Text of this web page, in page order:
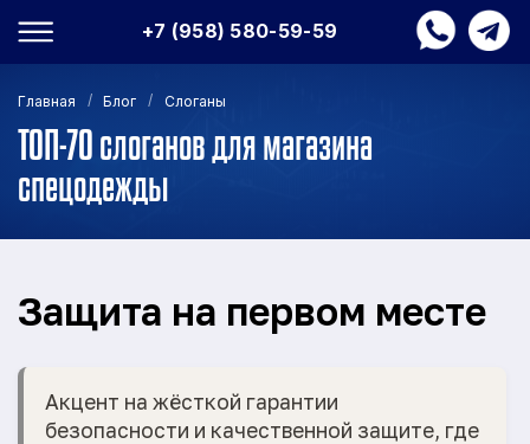
+7 (958) 580-59-59
Главная / Блог / Слоганы
ТОП-70 слоганов для магазина
спецодежды
Защита на первом месте
Акцент на жёсткой гарантии
безопасности и качественной защите, где